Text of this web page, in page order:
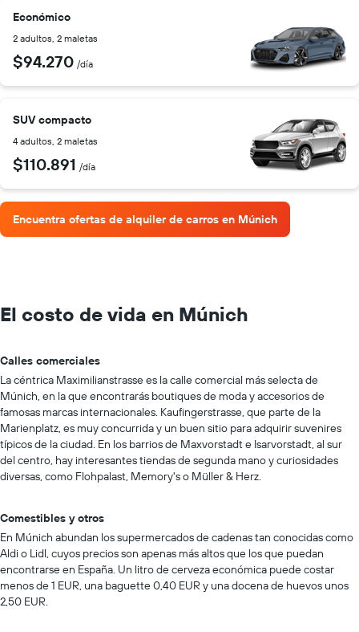
Económico
2 adultos, 2 maletas
$94.270 /día
SUV compacto
4 adultos, 2 maletas
$110.891 /día
Encuentra ofertas de alquiler de carros en Múnich
El costo de vida en Múnich
Calles comerciales
La céntrica Maximilianstrasse es la calle comercial más selecta de
Múnich, en la que encontrarás boutiques de moda y accesorios de
famosas marcas internacionales. Kaufingerstrasse, que parte de la
Marienplatz, es muy concurrida y un buen sitio para adquirir suvenires
típicos de la ciudad. En los barrios de Maxvorstadt e Isarvorstadt, al sur
del centro, hay interesantes tiendas de segunda mano y curiosidades
diversas, como Flohpalast, Memory's o Müller & Herz.
Comestibles y otros
En Múnich abundan los supermercados de cadenas tan conocidas como
Aldi o Lidl, cuyos precios son apenas más altos que los que puedan
encontrarse en España. Un litro de cerveza económica puede costar
menos de 1 EUR, una baguette 0,40 EUR y una docena de huevos unos
2,50 EUR.